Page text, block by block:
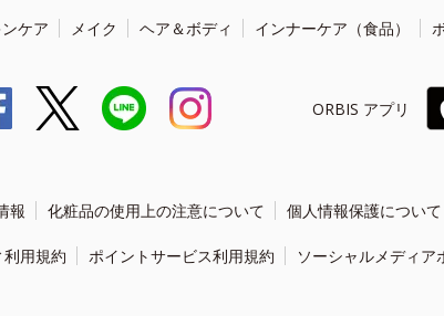
ケア メイク ヘア＆ボディ インナーケア（食品）
ORBIS アプリ
報 化粧品の使用上の注意について 個人情報保護について
用規約 ポイントサービス利用規約 ソーシャルメディア